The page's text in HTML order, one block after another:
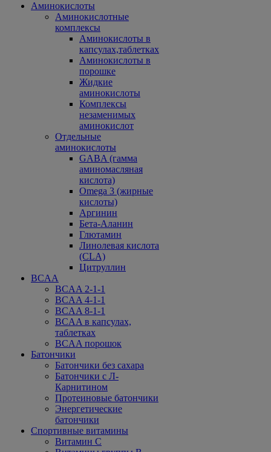
Аминокислоты
Аминокислотные
комплексы
Аминокислоты в
капсулах,таблетках
Аминокислоты в
порошке
Жидкие
аминокислоты
Комплексы
незаменимых
аминокислот
Отдельные
аминокислоты
GABA (гамма
аминомасляная
кислота)
Omega 3 (жирные
кислоты)
Аргинин
Бета-Аланин
Глютамин
Линолевая кислота
(CLA)
Цитруллин
BCAA
BCAA 2-1-1
BCAA 4-1-1
BCAA 8-1-1
BCAA в капсулах,
таблетках
BCAA порошок
Батончики
Батончики без сахара
Батончики с Л-
Карнитином
Протеиновые батончики
Энергетические
батончики
Спортивные витамины
Витамин С